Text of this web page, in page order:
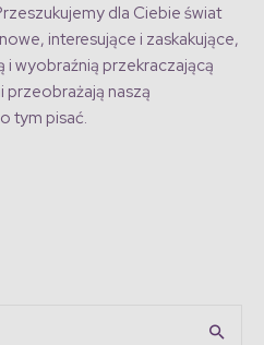
dla Ciebie świat
interesujące i zaskakujące,
wyobraźnią przekraczającą
naszą
tym pisać.